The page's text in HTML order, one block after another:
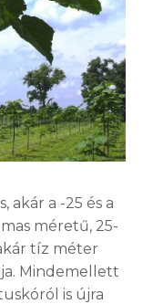
akár a -25 és a
méretű, 25-
tíz méter
Mindemellett
is újra